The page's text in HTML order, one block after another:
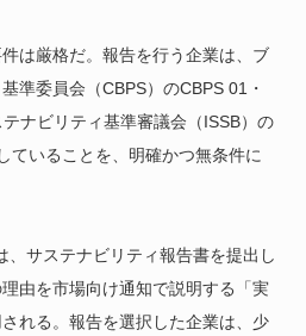
は厳格だ。報告を行う企業は、ブ
準委員会（CBPS）のCBPS 01・
ナビリティ基準審議会（ISSB）の
ていることを、明確かつ無条件に
、サステナビリティ報告書を提出し
由を市場向け通知で説明する「実
れる。報告を選択した企業は、少